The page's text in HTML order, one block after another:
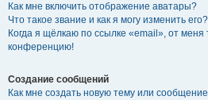
Как мне включить отображение аватары?
Что такое звание и как я могу изменить его?
Когда я щёлкаю по ссылке «email», от меня
конференцию!
Создание сообщений
Как мне создать новую тему или